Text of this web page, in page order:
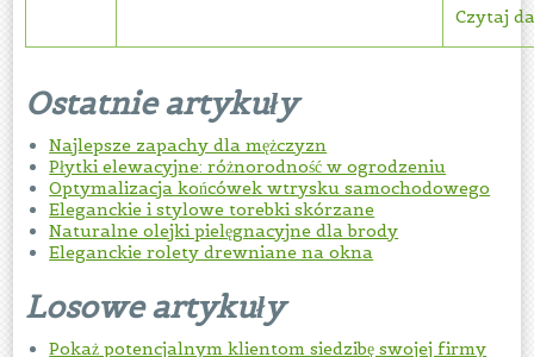
Czytaj
Ostatnie artykuły
Najlepsze zapachy dla mężczyzn
Płytki elewacyjne: różnorodność w ogrodzeniu
Optymalizacja końcówek wtrysku samochodowego
Eleganckie i stylowe torebki skórzane
Naturalne olejki pielęgnacyjne dla brody
Eleganckie rolety drewniane na okna
Losowe artykuły
Pokaż potencjalnym klientom siedzibę swojej firmy